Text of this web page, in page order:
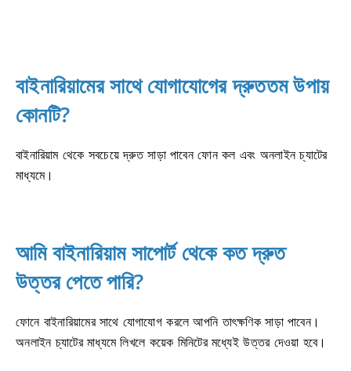
বাইনারিয়ামের সাথে যোগাযোগের দ্রুততম উপায়
কোনটি?
বাইনারিয়াম থেকে সবচেয়ে দ্রুত সাড়া পাবেন ফোন কল এবং অনলাইন চ্যাটের
মাধ্যমে।
আমি বাইনারিয়াম সাপোর্ট থেকে কত দ্রুত
উত্তর পেতে পারি?
ফোনে বাইনারিয়ামের সাথে যোগাযোগ করলে আপনি তাৎক্ষণিক সাড়া পাবেন।
অনলাইন চ্যাটের মাধ্যমে লিখলে কয়েক মিনিটের মধ্যেই উত্তর দেওয়া হবে।